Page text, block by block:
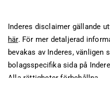
Inderes disclaimer gällande
här. För mer detaljerad
bevakas av Inderes, vänligen
bolagsspecifika sida på
Alla rättigheter förbehållna.